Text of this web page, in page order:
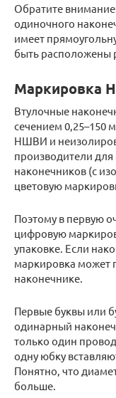
Обратите
одиночного
имеет
быть расположены
Маркировка
Втулочные
сечением 0,25–150
НШВИ и
производители
наконечников (с
цветовую
Поэтому в первую
цифровую
упаковке. Если
маркировка может
наконечнике.
Первые буквы или
одинарный
только один
одну юбку
Понятно, что
больше.